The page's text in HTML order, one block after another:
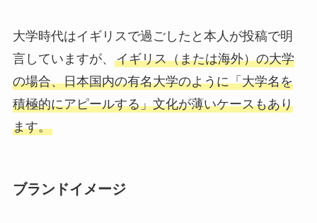
大学時代はイギリスで過ごしたと本人が投稿で明
言していますが、 イギリス（または海外）の大学
の場合、日本国内の有名大学のように「大学名を
積極的にアピールする」文化が薄いケースもあり
ます。
ブランドイメージ